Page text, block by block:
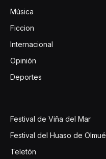
Música
Ficcion
Internacional
Opinión
Deportes
Festival de Viña del Mar
Festival del Huaso de Olmué
Teletón